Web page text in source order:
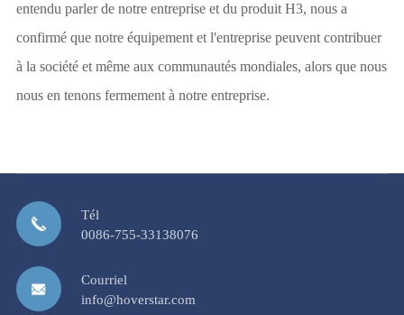
entendu parler de notre entreprise et du produit H3, nous a
confirmé que notre équipement et l'entreprise peuvent contribuer
à la société et même aux communautés mondiales, alors que nous
nous en tenons fermement à notre entreprise.
Tél
0086-755-33138076
Courriel
info@hoverstar.com